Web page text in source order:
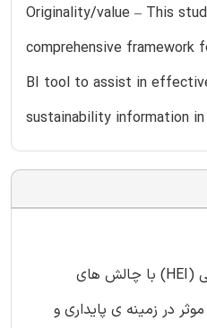
Originality/value – This
comprehensive framework
BI tool to assist in
sustainability information in
هدف— موسسات آموزش عالی (HEI) با چالش های
در زمینه ی پایداری و